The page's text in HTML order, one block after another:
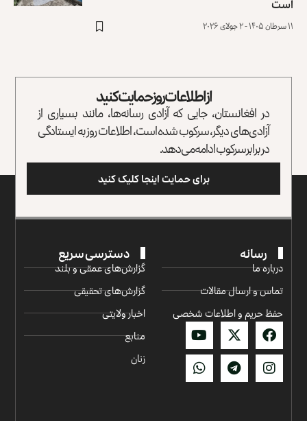
است
۱۱ سرطان ۱۴۰۵ - ۲ جولای ۲۰۲۶
از اطلاعات روز حمایت کنید
در افغانستان، جایی که آزادی رسانه‌ها، مانند بسیاری از
آزادی‌های دیگر، سرکوب شده است، اطلاعات روز به ایستادگی
در برابر سرکوب ادامه می‌دهد.
برای حمایت اینجا کلیک کنید
رسانه
درباره ما
تماس و ارسال مقالات
حفظ حریم و اطلاعات شخصی
دسترسی سریع
گزارش‌‌های عمقی و بلند
گزارش‌های تحقیقی
اخبار ولایتی
منابع
زنان